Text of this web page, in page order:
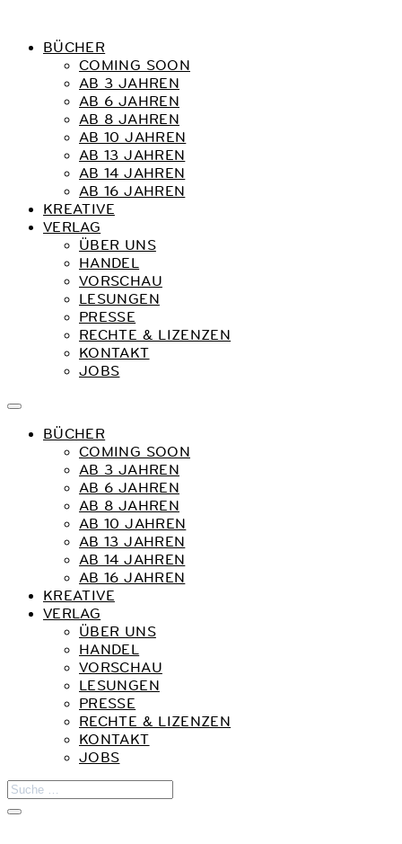
BÜCHER
COMING SOON
AB 3 JAHREN
AB 6 JAHREN
AB 8 JAHREN
AB 10 JAHREN
AB 13 JAHREN
AB 14 JAHREN
AB 16 JAHREN
KREATIVE
VERLAG
ÜBER UNS
HANDEL
VORSCHAU
LESUNGEN
PRESSE
RECHTE & LIZENZEN
KONTAKT
JOBS
BÜCHER
COMING SOON
AB 3 JAHREN
AB 6 JAHREN
AB 8 JAHREN
AB 10 JAHREN
AB 13 JAHREN
AB 14 JAHREN
AB 16 JAHREN
KREATIVE
VERLAG
ÜBER UNS
HANDEL
VORSCHAU
LESUNGEN
PRESSE
RECHTE & LIZENZEN
KONTAKT
JOBS